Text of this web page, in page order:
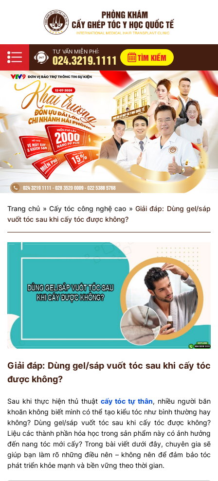
TƯ VẤN MIỄN PHÍ:
024.3219.1111 TÌM KIẾM
Trang chủ »Cấy tóc công nghệ cao »Giải đáp: Dùng gel/sáp
vuốt tóc sau khi cấy tóc được không?
Giải đáp: Dùng gel/sáp vuốt tóc sau khi cấy tóc
được không?
Sau khi thực hiện thủ thuật cấy tóc tự thân, nhiều người băn
khoăn không biết mình có thể tạo kiểu tóc như bình thường hay
không? Dùng gel/sáp vuốt tóc sau khi cấy tóc được không?
Liệu các thành phần hóa học trong sản phẩm này có ảnh hưởng
đến nang tóc mới cấy? Trong bài viết dưới đây, chuyên gia sẽ
giúp bạn làm rõ những điều nên – không nên để đảm bảo tóc
phát triển khỏe mạnh và bền vững theo thời gian.